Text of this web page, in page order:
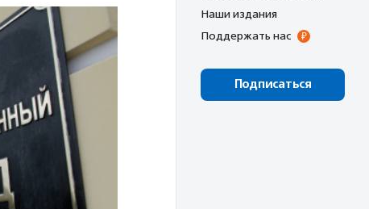
Наши издания
Поддержать нас
Подписаться